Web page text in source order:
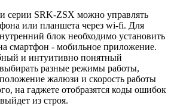
серии SRK-ZSX можно управлять
или планшета через wi-fi. Для
блок необходимо установить
смартфон - мобильное приложение.
и интуитивно понятный
разные режимы работы,
положение жалюзи и скорость работы
на гаджете отобразятся коды ошибок
из строя.